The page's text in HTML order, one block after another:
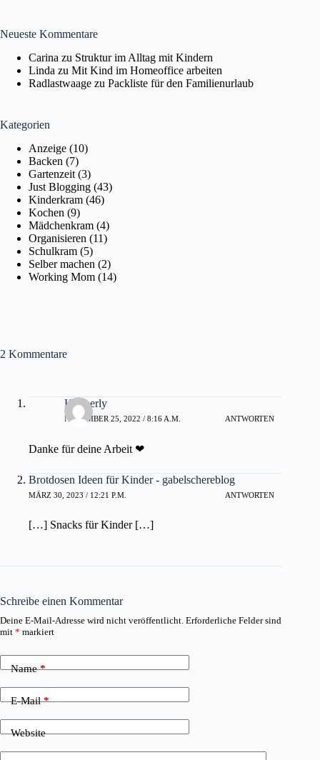
Neueste Kommentare
Carina zu Struktur im Alltag mit Kindern
Linda zu Mit Kind im Homeoffice arbeiten
Radlastwaage zu Packliste für den Familienurlaub
Kategorien
Anzeige (10)
Backen (7)
Gartenzeit (3)
Just Blogging (43)
Kinderkram (46)
Kochen (9)
Mädchenkram (4)
Organisieren (11)
Schulkram (5)
Selber machen (2)
Working Mom (14)
2 Kommentare
Kimberly
NOVEMBER 25, 2022 / 8:16 A.M. ANTWORTEN
Danke für deine Arbeit ❤
Brotdosen Ideen für Kinder - gabelschereblog
MÄRZ 30, 2023 / 12:21 P.M. ANTWORTEN
[…] Snacks für Kinder […]
Schreibe einen Kommentar
Deine E-Mail-Adresse wird nicht veröffentlicht. Erforderliche Felder sind
mit * markiert
Name*
E-Mail*
Website